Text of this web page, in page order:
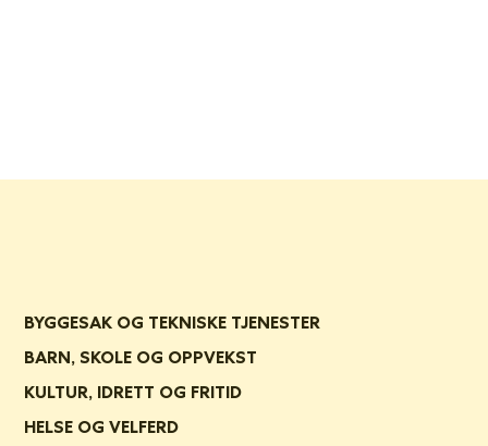
BYGGESAK OG TEKNISKE TJENESTER
BARN, SKOLE OG OPPVEKST
KULTUR, IDRETT OG FRITID
HELSE OG VELFERD